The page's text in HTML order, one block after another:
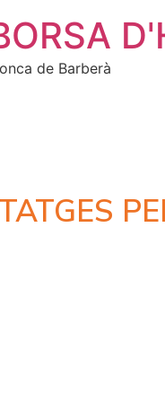
de Barberà